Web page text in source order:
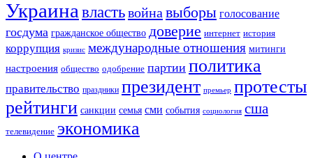
Украина властьвойна выборы голосование
госдума гражданское общество доверие интернет история
коррупция кризис международные отношения митинги
настроения общество одобрение партии политика
правительство праздники президент премьер протесты
рейтинги санкции семья сми события социология сша
телевидение экономика